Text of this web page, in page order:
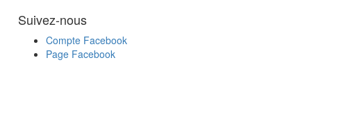
Suivez-nous
Compte Facebook
Page Facebook